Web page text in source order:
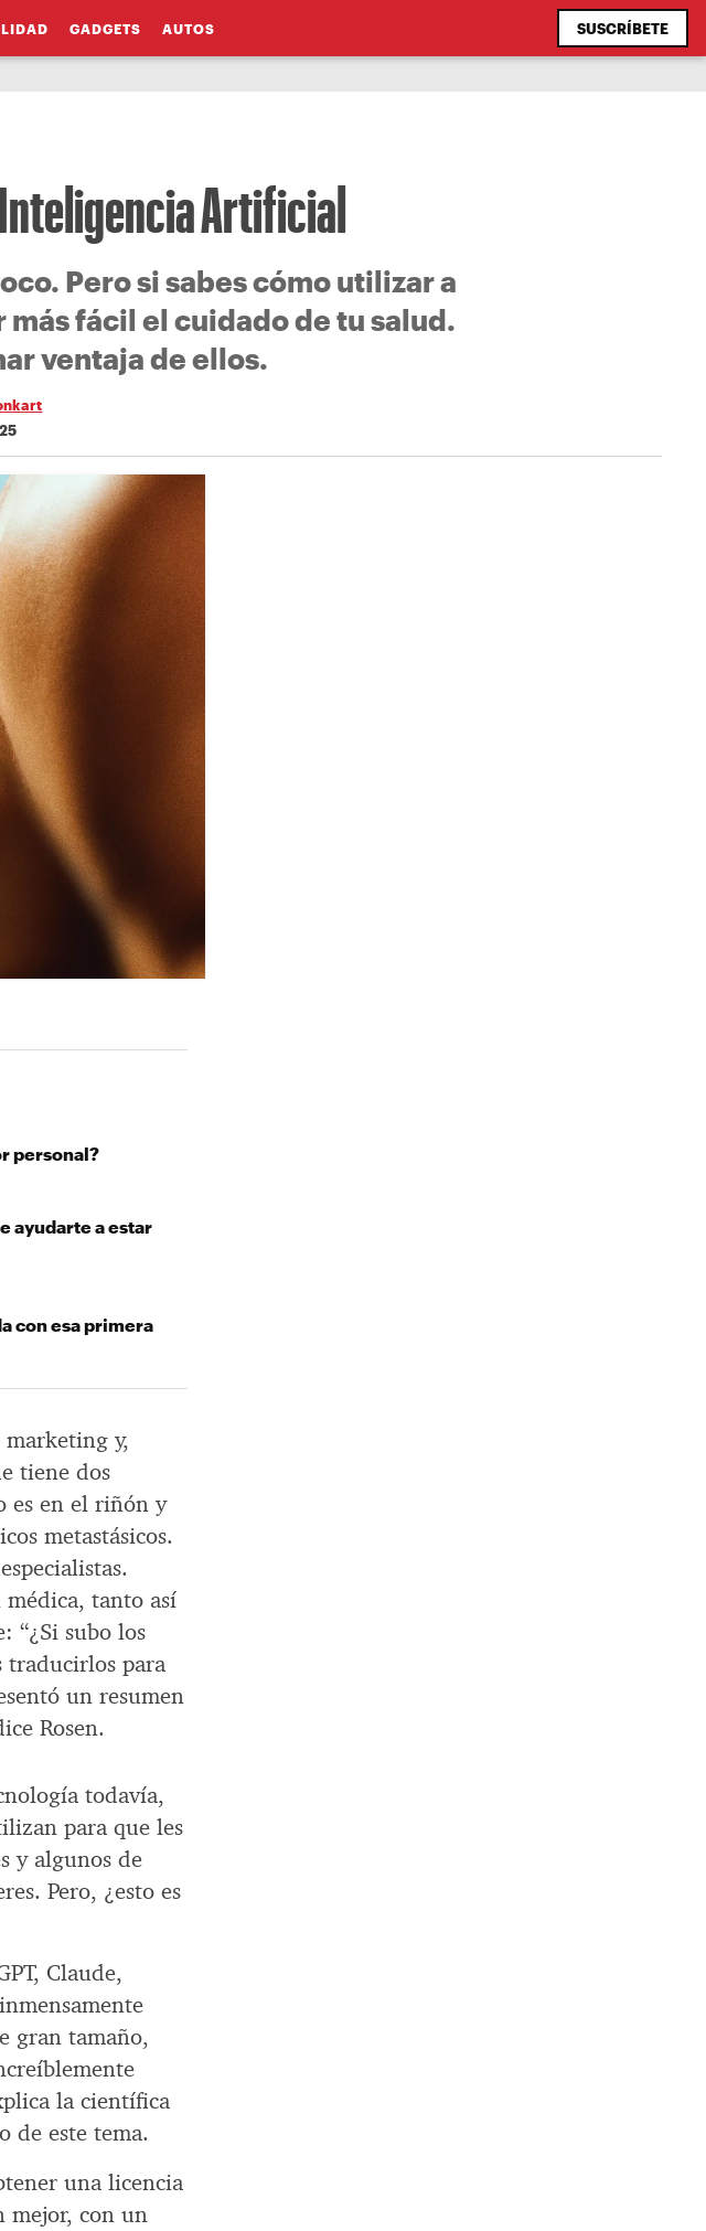
GADGETS AUTOS SUSCRÍBETE
Artificial
Pero si sabes cómo utilizar a
fácil el cuidado de tu salud.
ventaja de ellos.
marketing y,
tiene dos
es en el riñón y
metastásicos.
tanto así
“¿Si subo los
traducirlos para
un resumen
Rosen.
todavía,
para que les
y algunos de
Pero, ¿esto es
Claude,
gran tamaño,
la científica
de este tema.
una licencia
mejor, con un
personal?
ayudarte a estar
con esa primera